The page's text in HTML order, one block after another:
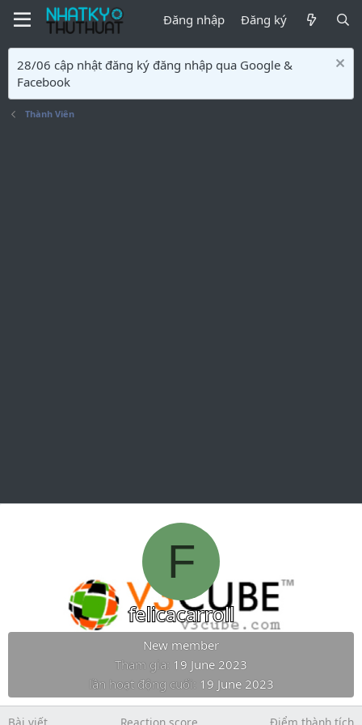
Đăng nhập Đăng ký
28/06 cập nhật đăng ký đăng nhập qua Google &
Facebook
Thành Viên
F
felicacarroll
New member
Tham gia 19 June 2023
lần hoạt động cuối
19 June 2023